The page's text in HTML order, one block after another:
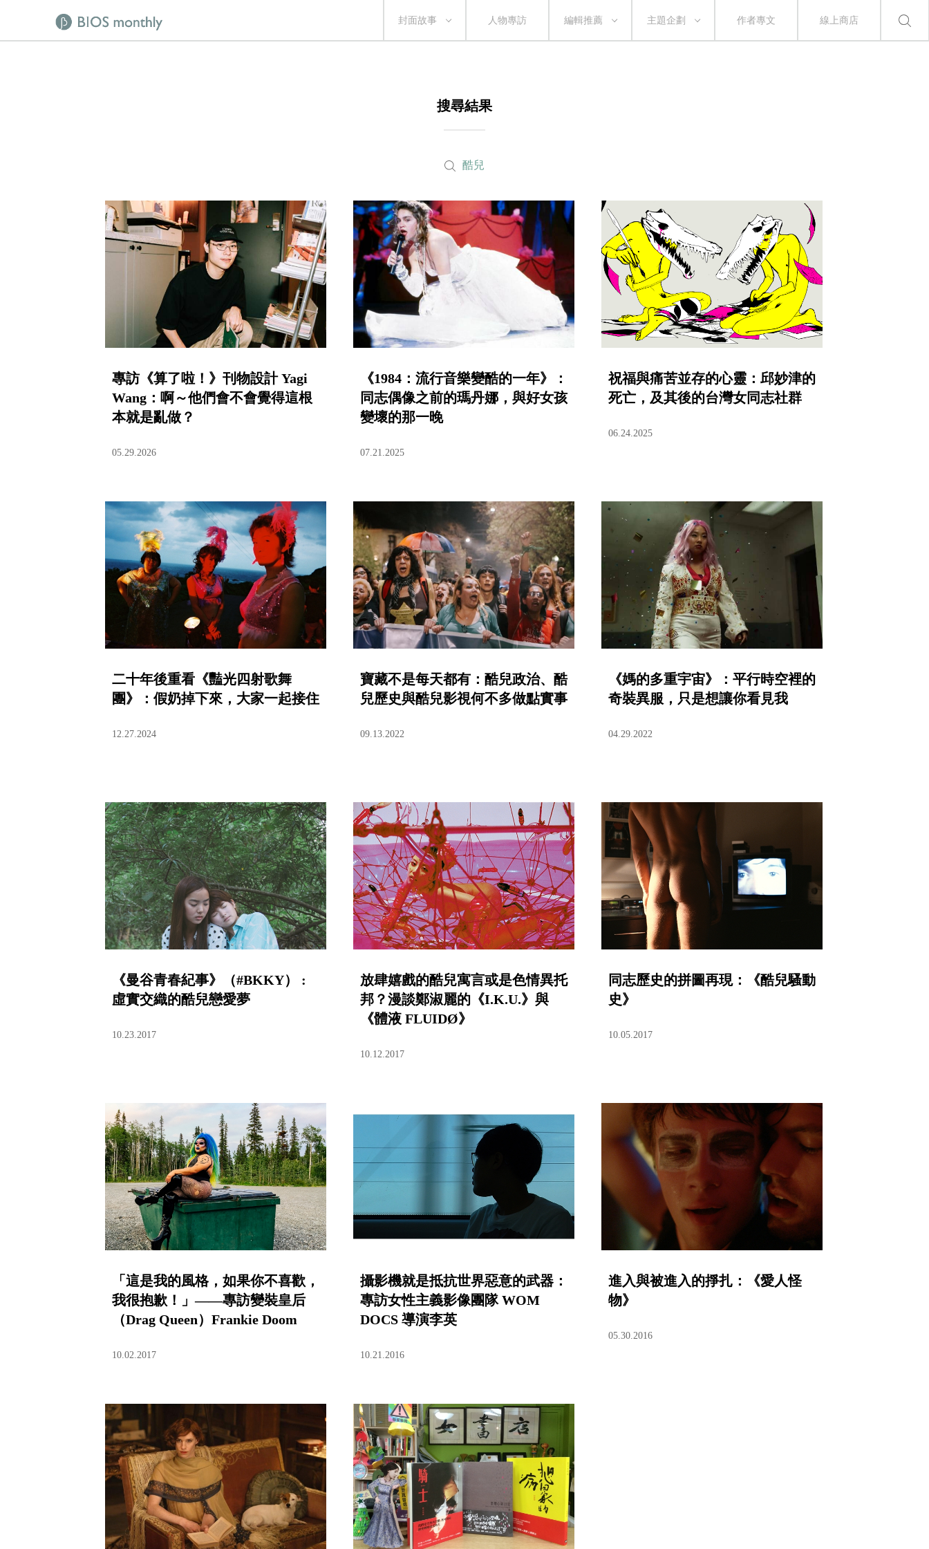
封面故事 人物專訪 編輯推薦 主題企劃 作者專文 線上商店
搜尋結果
酷兒
專訪《算了啦！》刊物設計 Yagi
Wang：啊～他們會不會覺得這根
本就是亂做？
05.29.2026
《1984：流行音樂變酷的一年》：
同志偶像之前的瑪丹娜，與好女孩
變壞的那一晚
07.21.2025
祝福與痛苦並存的心靈：邱妙津的
死亡，及其後的台灣女同志社群
06.24.2025
二十年後重看《豔光四射歌舞
團》：假奶掉下來，大家一起接住
12.27.2024
寶藏不是每天都有：酷兒政治、酷
兒歷史與酷兒影視何不多做點實事
09.13.2022
《媽的多重宇宙》：平行時空裡的
奇裝異服，只是想讓你看見我
04.29.2022
《曼谷青春紀事》（#BKKY） :
虛實交織的酷兒戀愛夢
10.23.2017
放肆嬉戲的酷兒寓言或是色情異托
邦？漫談鄭淑麗的《I.K.U.》與
《體液 FLUIDØ》
10.12.2017
同志歷史的拼圖再現：《酷兒騷動
史》
10.05.2017
「這是我的風格，如果你不喜歡，
我很抱歉！」——專訪變裝皇后
（Drag Queen）Frankie Doom
10.02.2017
攝影機就是抵抗世界惡意的武器：
專訪女性主義影像團隊 WOM
DOCS 導演李英
10.21.2016
進入與被進入的掙扎：《愛人怪
物》
05.30.2016